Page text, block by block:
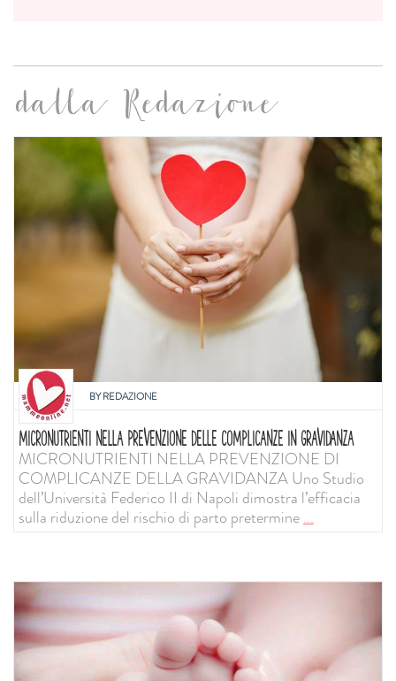
dalla Redazione
BYREDAZIONE
MICRONUTRIENTI NELLA PREVENZIONE DELLE COMPLICANZE IN GRAVIDANZA
MICRONUTRIENTI NELLA PREVENZIONE DI
COMPLICANZE DELLA GRAVIDANZA Uno Studio
dell’Università Federico II di Napoli dimostra l’efficacia
sulla riduzione del rischio di parto pretermine...